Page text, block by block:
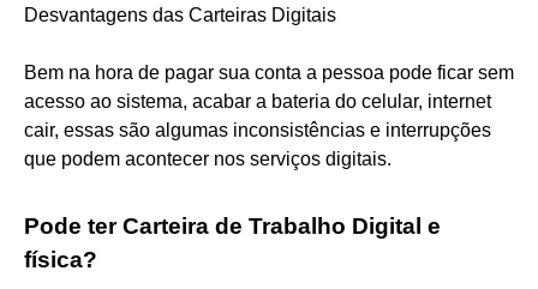
Desvantagens das Carteiras Digitais
Bem na hora de pagar sua conta a pessoa pode ficar sem
acesso ao sistema, acabar a bateria do celular, internet
cair, essas são algumas inconsistências e interrupções
que podem acontecer nos serviços digitais.
Pode ter Carteira de Trabalho Digital e
física?